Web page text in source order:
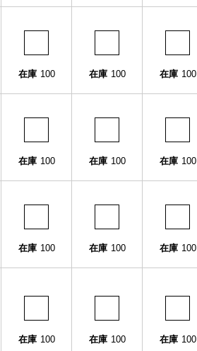
在庫 100 在庫 100 在庫 100
在庫 100 在庫 100 在庫 100
在庫 100 在庫 100 在庫 100
在庫 100 在庫 100 在庫 100